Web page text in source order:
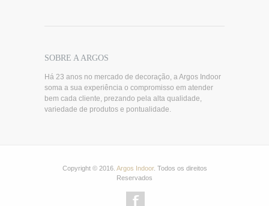
SOBRE A ARGOS
Há 23 anos no mercado de decoração, a Argos Indoor
soma a sua experiência o compromisso em atender
bem cada cliente, prezando pela alta qualidade,
variedade de produtos e pontualidade.
Copyright © 2016. Argos Indoor. Todos os direitos
Reservados